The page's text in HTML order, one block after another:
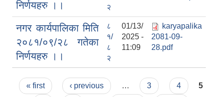
निर्णयहरु ।।
२
नगर कार्यपालिका मिति
२०८१/०९/२८ गतेका
निर्णयहरु ।।
८
१/
८
२
01/13/
2025 -
11:09
karyapalika
2081-09-
28.pdf
Pages
« first ‹ previous … 3 4
5